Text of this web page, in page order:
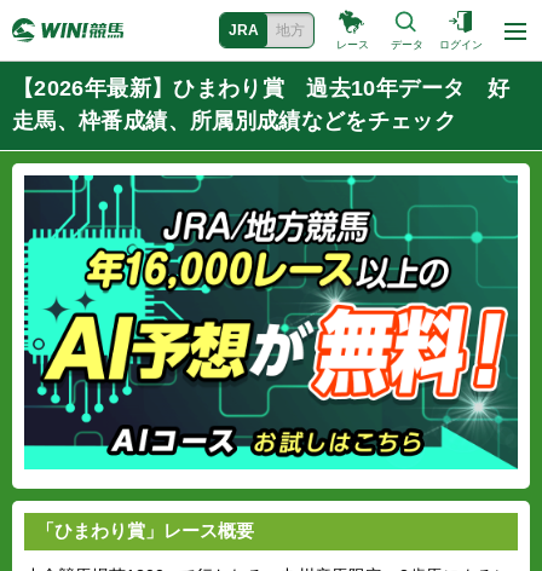
JRA 地方
レース データ ログイン
【2026年最新】ひまわり賞 過去10年データ 好
走馬、枠番成績、所属別成績などをチェック
「ひまわり賞」レース概要